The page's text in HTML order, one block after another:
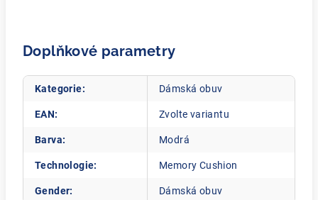
Doplňkové parametry
Kategorie: Dámská obuv
EAN: Zvolte variantu
Barva: Modrá
Technologie: Memory Cushion
Gender: Dámská obuv